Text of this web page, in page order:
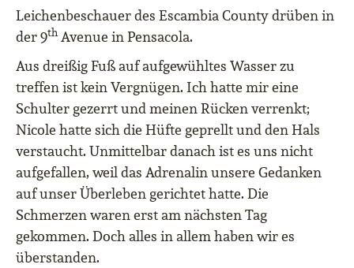
Leichenbeschauer des Escambia County drüben in
der 9thAvenue in Pensacola.
Aus dreißig Fuß auf aufgewühltes Wasser zu
treffen ist kein Vergnügen. Ich hatte mir eine
Schulter gezerrt und meinen Rücken verrenkt;
Nicole hatte sich die Hüfte geprellt und den Hals
verstaucht. Unmittelbar danach ist es uns nicht
aufgefallen, weil das Adrenalin unsere Gedanken
auf unser Überleben gerichtet hatte. Die
Schmerzen waren erst am nächsten Tag
gekommen. Doch alles in allem haben wir es
überstanden.